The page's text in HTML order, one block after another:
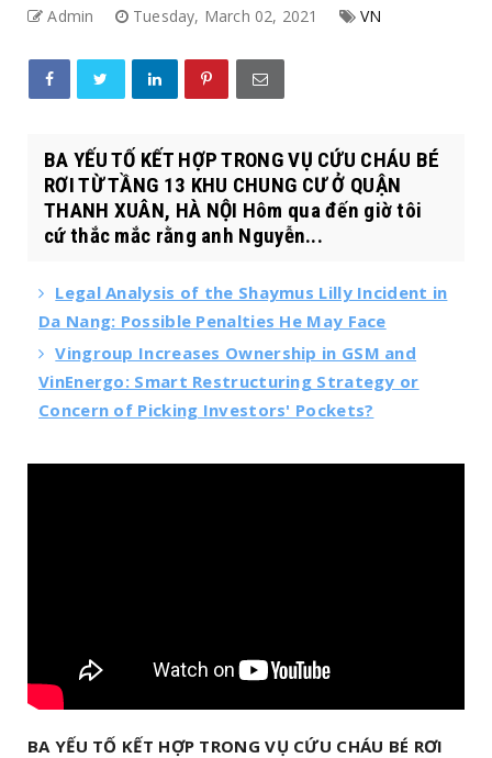
Admin Tuesday, March 02, 2021 VN
BA YẾU TỐ KẾT HỢP TRONG VỤ CỨU CHÁU BÉ
RƠI TỪ TẦNG 13 KHU CHUNG CƯ Ở QUẬN
THANH XUÂN, HÀ NỘI Hôm qua đến giờ tôi
cứ thắc mắc rằng anh Nguyễn...
Legal Analysis of the Shaymus Lilly Incident in
Da Nang: Possible Penalties He May Face
Vingroup Increases Ownership in GSM and
VinEnergo: Smart Restructuring Strategy or
Concern of Picking Investors' Pockets?
BA YẾU TỐ KẾT HỢP TRONG VỤ CỨU CHÁU BÉ RƠI